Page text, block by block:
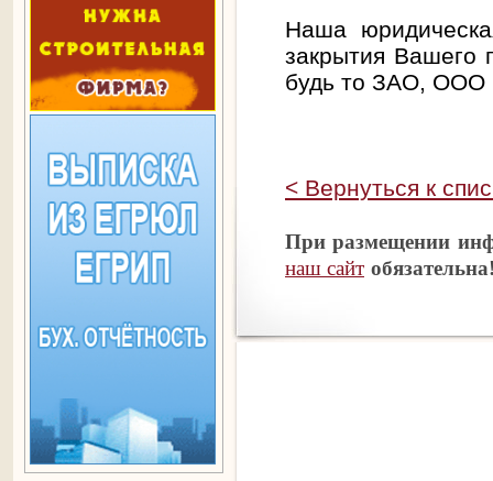
Наша
закрытия Вашего
будь то ЗАО, ООО
< Вернуться к
При размещении
наш сайт